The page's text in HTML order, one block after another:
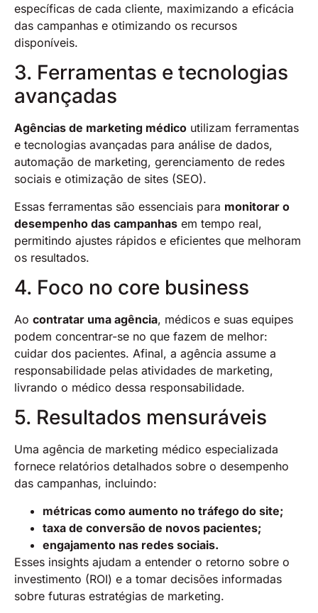
específicas de cada cliente, maximizando a eficácia
das campanhas e otimizando os recursos
disponíveis.
3. Ferramentas e tecnologias
avançadas
Agências de marketing médico utilizam ferramentas
e tecnologias avançadas para análise de dados,
automação de marketing, gerenciamento de redes
sociais e otimização de sites (SEO).
Essas ferramentas são essenciais para monitorar o
desempenho das campanhas em tempo real,
permitindo ajustes rápidos e eficientes que melhoram
os resultados.
4. Foco no core business
Ao contratar uma agência, médicos e suas equipes
podem concentrar-se no que fazem de melhor:
cuidar dos pacientes. Afinal, a agência assume a
responsabilidade pelas atividades de marketing,
livrando o médico dessa responsabilidade.
5. Resultados mensuráveis
Uma agência de marketing médico especializada
fornece relatórios detalhados sobre o desempenho
das campanhas, incluindo:
métricas como aumento no tráfego do site;
taxa de conversão de novos pacientes;
engajamento nas redes sociais.
Esses insights ajudam a entender o retorno sobre o
investimento (ROI) e a tomar decisões informadas
sobre futuras estratégias de marketing.